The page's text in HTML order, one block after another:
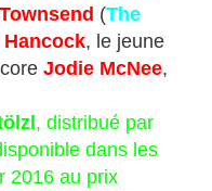
(The
Hancock, le jeune
Jodie McNee,
, distribué par
dans les
2016 au prix